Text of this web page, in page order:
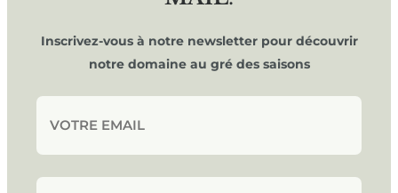
Inscrivez-vous à notre newsletter pour découvrir
notre domaine au gré des saisons